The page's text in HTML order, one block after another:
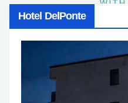
Hotel DelPonte